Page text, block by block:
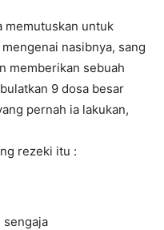
memutuskan untuk
nasibnya, sang
memberikan sebuah
9 dosa besar
pernah ia lakukan,
rezeki itu :
sengaja